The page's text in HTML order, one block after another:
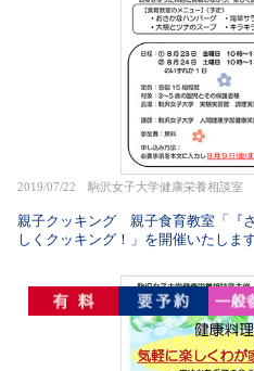
2019/07/22 駒沢女子大学健康栄養相談室
親子クッキング 親子食育教室「『
しくクッキング！」を開催いたします